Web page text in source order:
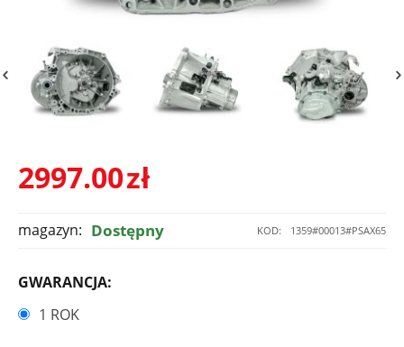
2997.00zł
KOD: 1359#00013#PSAX65
magazyn: Dostępny
GWARANCJA:
1 ROK